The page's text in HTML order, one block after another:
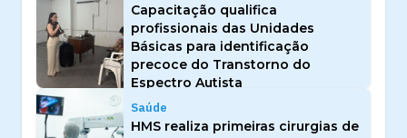
Capacitação qualifica
profissionais das Unidades
Básicas para identificação
precoce do Transtorno do
Espectro Autista
Saúde
HMS realiza primeiras cirurgias de